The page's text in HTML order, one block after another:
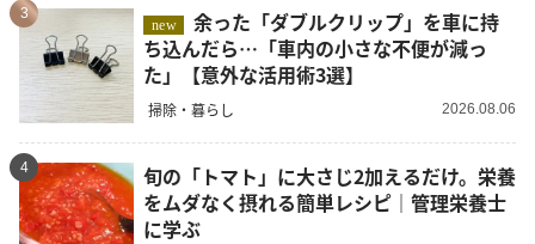
3
new
余った「ダブルクリップ」を車に持
ち込んだら…「車内の小さな不便が減っ
た」【意外な活用術3選】
掃除・暮らし 2026.08.06
4
旬の「トマト」に大さじ2加えるだけ。栄養
をムダなく摂れる簡単レシピ｜管理栄養士
に学ぶ